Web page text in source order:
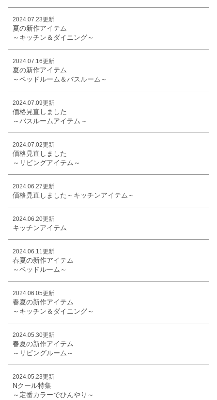
2024.07.23更新
夏の新作アイテム
～キッチン＆ダイニング～
2024.07.16更新
夏の新作アイテム
～ベッドルーム＆バスルーム～
2024.07.09更新
価格見直しました
～バスルームアイテム～
2024.07.02更新
価格見直しました
～リビングアイテム～
2024.06.27更新
価格見直しました～キッチンアイテム～
2024.06.20更新
キッチンアイテム
2024.06.11更新
春夏の新作アイテム
～ベッドルーム～
2024.06.05更新
春夏の新作アイテム
～キッチン＆ダイニング～
2024.05.30更新
春夏の新作アイテム
～リビングルーム～
2024.05.23更新
Nクール特集
～定番カラーでひんやり～